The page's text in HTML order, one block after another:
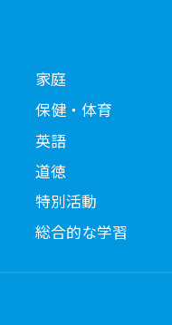
家庭
保健・体育
英語
道徳
特別活動
総合的な学習